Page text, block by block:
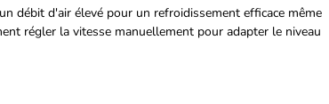
débit d'air élevé pour un refroidissement efficace même
régler la vitesse manuellement pour adapter le niveau